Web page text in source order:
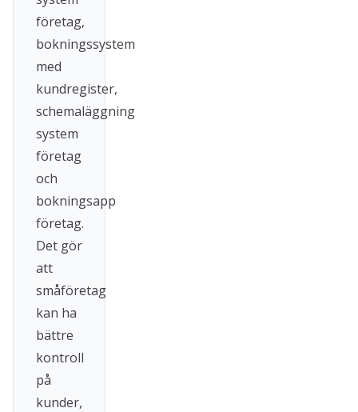
företag,
bokningssystem
med
kundregister,
schemaläggning
system
företag
och
bokningsapp
företag.
Det gör
att
småföretag
kan ha
bättre
kontroll
på
kunder,